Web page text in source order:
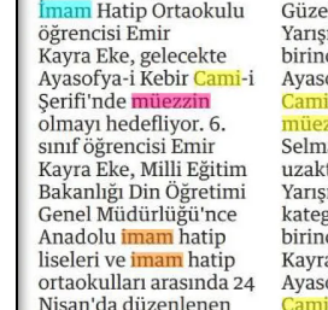
Niğde Müftülüğü
Ordu Müftülüğü
Osmaniye Müftülüğü
Rize Müftülüğü